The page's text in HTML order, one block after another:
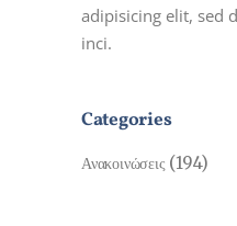
adipisicing elit, sed
inci.
Categories
Ανακοινώσεις (194)